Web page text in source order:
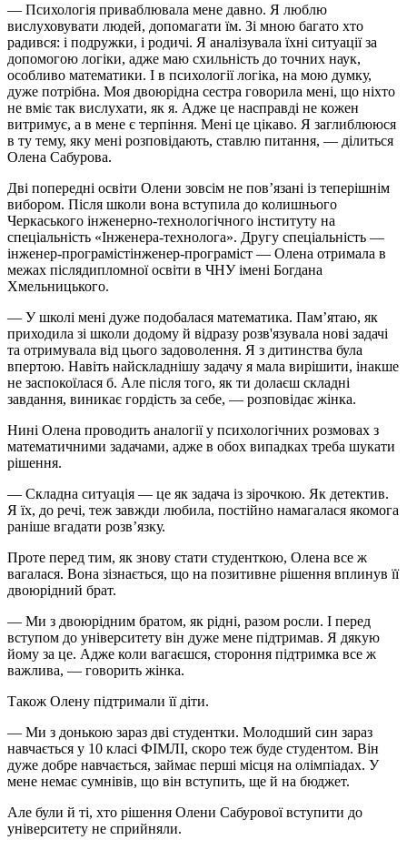
— Психологія приваблювала мене давно. Я люблю
вислуховувати людей, допомагати їм. Зі мною багато хто
радився: і подружки, і родичі. Я аналізувала їхні ситуації за
допомогою логіки, адже маю схильність до точних наук,
особливо математики. І в психології логіка, на мою думку,
дуже потрібна. Моя двоюрідна сестра говорила мені, що ніхто
не вміє так вислухати, як я. Адже це насправді не кожен
витримує, а в мене є терпіння. Мені це цікаво. Я заглиблююся
в ту тему, яку мені розповідають, ставлю питання, — ділиться
Олена Сабурова.
Дві попередні освіти Олени зовсім не пов’язані із теперішнім
вибором. Після школи вона вступила до колишнього
Черкаського інженерно-технологічного інституту на
спеціальність «Інженера-технолога». Другу спеціальність —
інженер-програмістінженер-програміст — Олена отримала в
межах післядипломної освіти в ЧНУ імені Богдана
Хмельницького.
— У школі мені дуже подобалася математика. Пам’ятаю, як
приходила зі школи додому й відразу розв'язувала нові задачі
та отримувала від цього задоволення. Я з дитинства була
впертою. Навіть найскладнішу задачу я мала вирішити, інакше
не заспокоїлася б. Але після того, як ти долаєш складні
завдання, виникає гордість за себе, — розповідає жінка.
Нині Олена проводить аналогії у психологічних розмовах з
математичними задачами, адже в обох випадках треба шукати
рішення.
— Складна ситуація — це як задача із зірочкою. Як детектив.
Я їх, до речі, теж завжди любила, постійно намагалася якомога
раніше вгадати розв’язку.
Проте перед тим, як знову стати студенткою, Олена все ж
вагалася. Вона зізнається, що на позитивне рішення вплинув її
двоюрідний брат.
— Ми з двоюрідним братом, як рідні, разом росли. І перед
вступом до університету він дуже мене підтримав. Я дякую
йому за це. Адже коли вагаєшся, стороння підтримка все ж
важлива, — говорить жінка.
Також Олену підтримали її діти.
— Ми з донькою зараз дві студентки. Молодший син зараз
навчається у 10 класі ФІМЛІ, скоро теж буде студентом. Він
дуже добре навчається, займає перші місця на олімпіадах. У
мене немає сумнівів, що він вступить, ще й на бюджет.
Але були й ті, хто рішення Олени Сабурової вступити до
університету не сприйняли.